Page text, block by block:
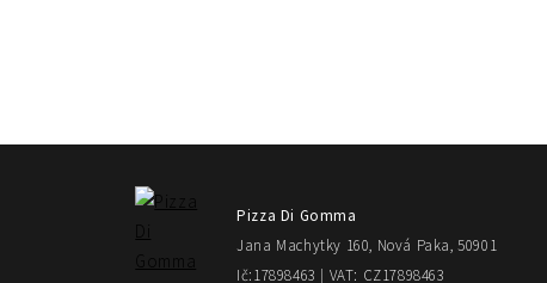
Pizza Di Gomma
Jana Machytky 160, Nová Paka, 50901
Ič:17898463 | VAT: CZ17898463